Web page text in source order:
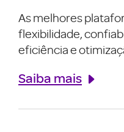
As melhores
flexibilidade,
eficiência e
Saiba mais